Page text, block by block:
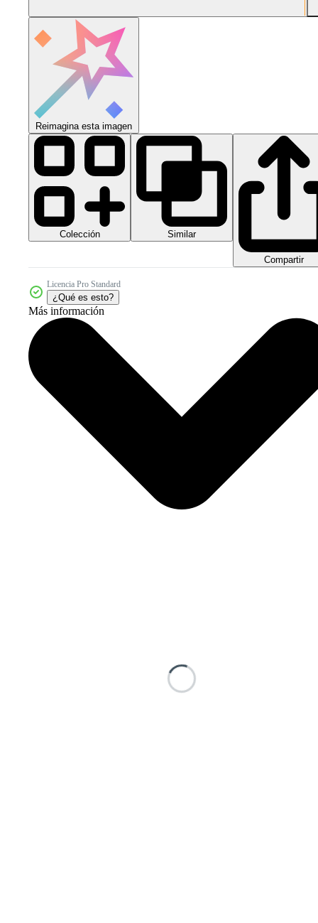
Reimagina esta imagen
Colección Similar
Compartir
Licencia Pro Standard
¿Qué es esto?
Más información